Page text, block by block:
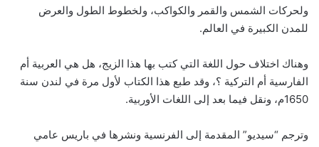
ولحركات الشمس والقمر والكواكب، ولخطوط الطول والعرض
للمدن الكبيرة في العالم.
وهناك اختلاف حول اللغة التي كتب بها هذا الزيج، هل هي العربية أم
الفارسية أم التركية ؟، وقد طبع هذا الكتاب لأول مرة في لندن سنة
1650م، ونقل فيما بعد إلى اللغات الأوربية.
وترجم “سيديو” المقدمة إلى الفرنسية ونشرها في باريس عامي